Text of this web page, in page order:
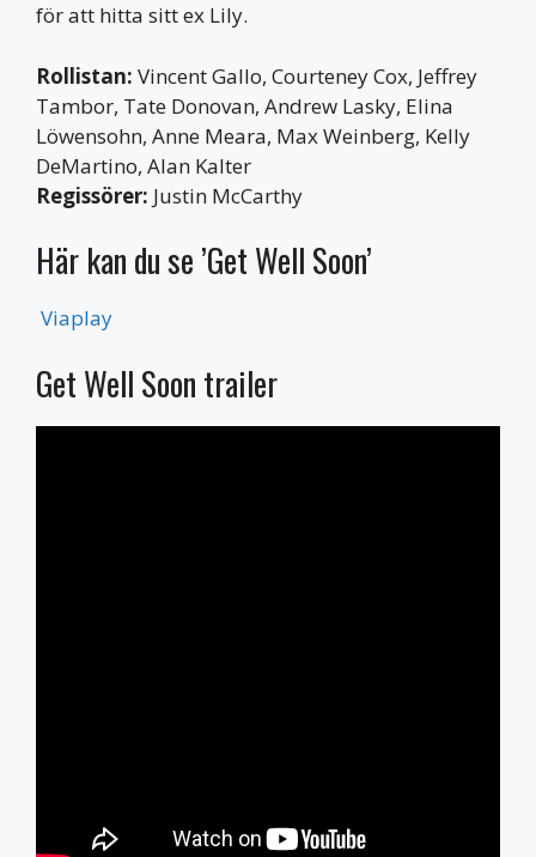
för att hitta sitt ex Lily.
Rollistan: Vincent Gallo, Courteney Cox, Jeffrey
Tambor, Tate Donovan, Andrew Lasky, Elina
Löwensohn, Anne Meara, Max Weinberg, Kelly
DeMartino, Alan Kalter
Regissörer: Justin McCarthy
Här kan du se ’Get Well Soon’
Viaplay
Get Well Soon trailer